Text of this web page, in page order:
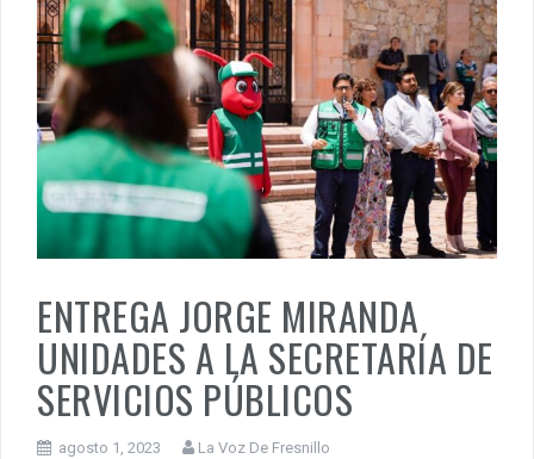
ENTREGA JORGE MIRANDA
UNIDADES A LA SECRETARÍA DE
SERVICIOS PÚBLICOS
agosto 1, 2023 La Voz De Fresnillo